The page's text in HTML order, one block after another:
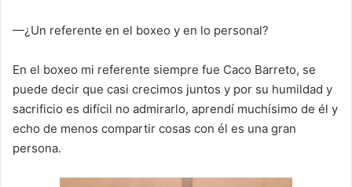
—¿Un referente en el boxeo y en lo personal?
En el boxeo mi referente siempre fue Caco Barreto, se
puede decir que casi crecimos juntos y por su humildad y
sacrificio es difícil no admirarlo, aprendí muchísimo de él y
echo de menos compartir cosas con él es una gran
persona.